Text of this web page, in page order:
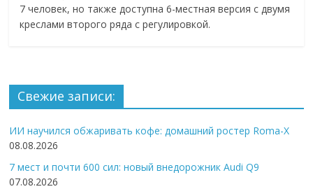
7 человек, но также доступна 6-местная версия с двумя
креслами второго ряда с регулировкой.
Свежие записи:
ИИ научился обжаривать кофе: домашний ростер Roma-X
08.08.2026
7 мест и почти 600 сил: новый внедорожник Audi Q9
07.08.2026